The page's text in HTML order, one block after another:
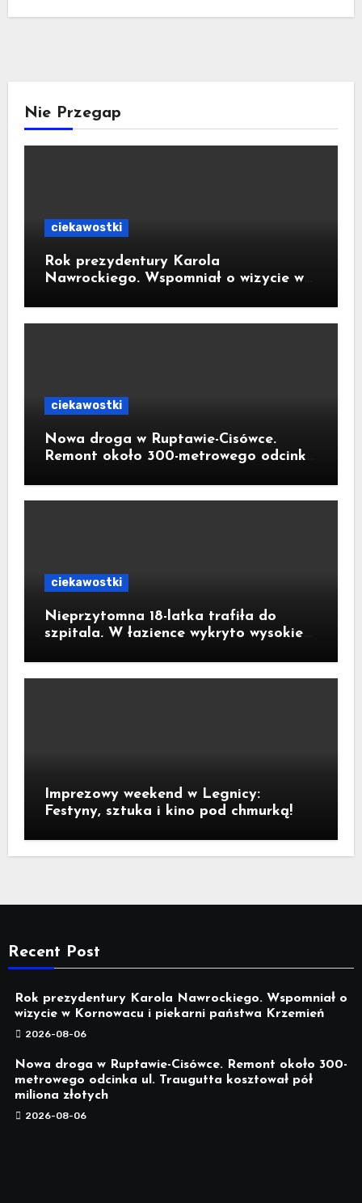
Nie Przegap
ciekawostki
Rok prezydentury Karola
Nawrockiego. Wspomniał o wizycie w
Krzemień
ciekawostki
Nowa droga w Ruptawie-Cisówce.
Remont około 300-metrowego odcinka
złotych
ciekawostki
Nieprzytomna 18-latka trafiła do
szpitala. W łazience wykryto wysokie
Imprezowy weekend w Legnicy:
Festyny, sztuka i kino pod chmurką!
Recent Post
Rok prezydentury Karola Nawrockiego. Wspomniał o
wizycie w Kornowacu i piekarni państwa Krzemień
2026-08-06
Nowa droga w Ruptawie-Cisówce. Remont około 300-
metrowego odcinka ul. Traugutta kosztował pół
miliona złotych
2026-08-06